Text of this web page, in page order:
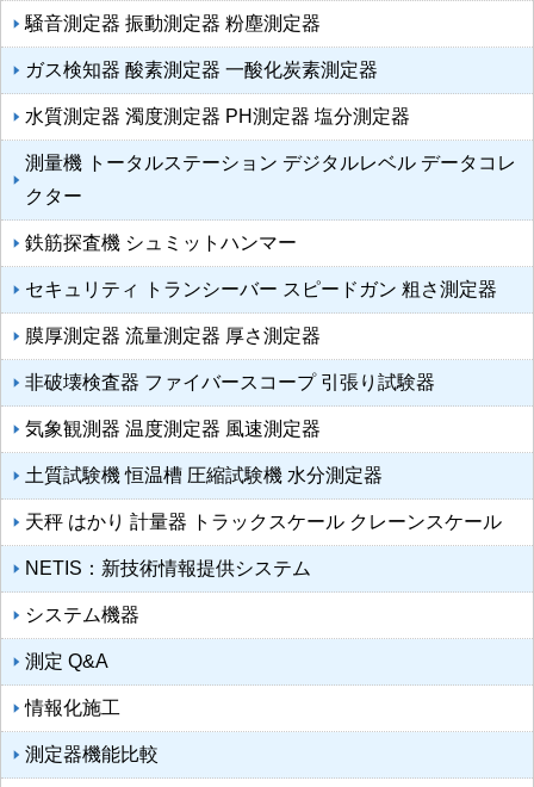
騒音測定器 振動測定器 粉塵測定器
ガス検知器 酸素測定器 一酸化炭素測定器
水質測定器 濁度測定器 PH測定器 塩分測定器
測量機 トータルステーション デジタルレベル データコレ
クター
鉄筋探査機 シュミットハンマー
セキュリティ トランシーバー スピードガン 粗さ測定器
膜厚測定器 流量測定器 厚さ測定器
非破壊検査器 ファイバースコープ 引張り試験器
気象観測器 温度測定器 風速測定器
土質試験機 恒温槽 圧縮試験機 水分測定器
天秤 はかり 計量器 トラックスケール クレーンスケール
NETIS：新技術情報提供システム
システム機器
測定 Q&A
情報化施工
測定器機能比較